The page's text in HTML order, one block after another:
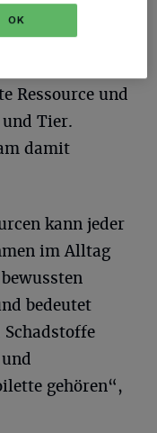
Ressource und
Tier.
damit
kann jeder
im Alltag
bedeutet
gehören“,
OK